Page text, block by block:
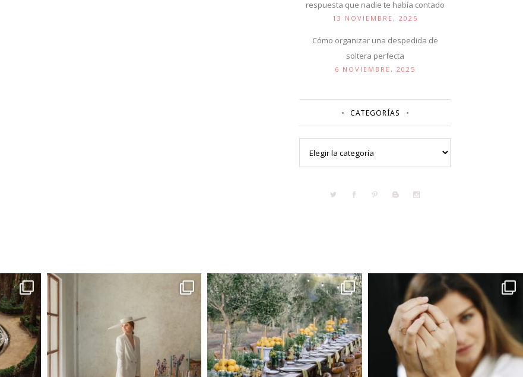
respuesta que nadie te había contado
13 NOVIEMBRE, 2025
Cómo organizar una despedida de
soltera perfecta
6 NOVIEMBRE, 2025
CATEGORÍAS